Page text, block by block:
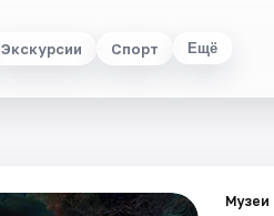
Экскурсии Спорт Ещё
Музеи